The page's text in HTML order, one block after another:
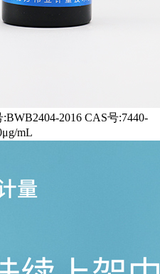
:BWB2404-2016 CAS号:7440-
mL